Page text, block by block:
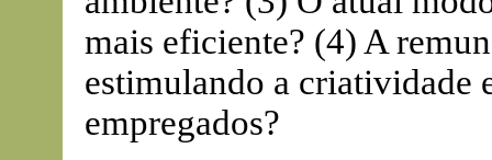
mais eficiente? (4) A
estimulando a criatividade
empregados?